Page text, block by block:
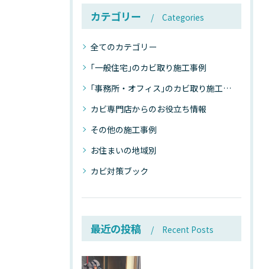
カテゴリー Categories
全てのカテゴリー
｢一般住宅｣のカビ取り施工事例
｢事務所・オフィス｣のカビ取り施工事例
カビ専門店からのお役立ち情報
その他の施工事例
お住まいの地域別
カビ対策ブック
最近の投稿 Recent Posts